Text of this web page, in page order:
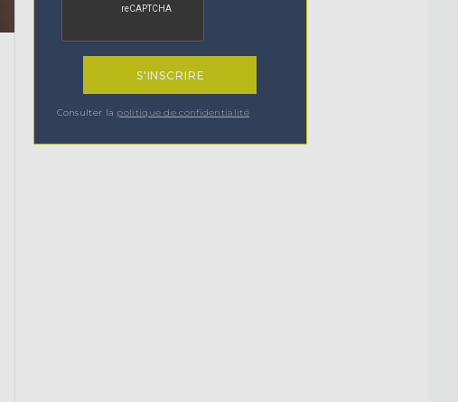
Consulter la politique de confidentialité